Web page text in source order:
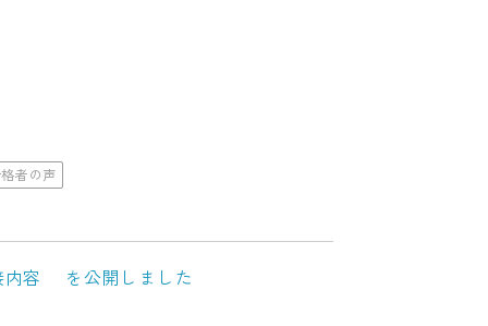
者の声
内容 を公開しました